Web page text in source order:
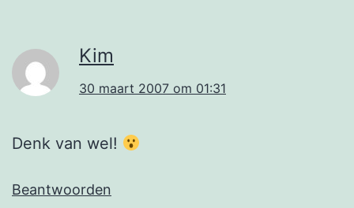
Kim
30 maart 2007 om 01:31
Denk van wel!
Beantwoorden